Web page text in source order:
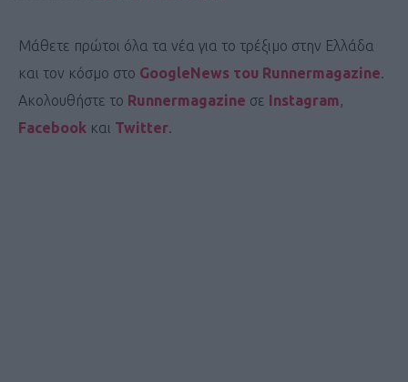
Μάθετε πρώτοι όλα τα νέα για το τρέξιμο στην Ελλάδα
και τον κόσμο στο GoogleNews του Runnermagazine.
Ακολουθήστε το Runnermagazine σε Instagram,
Facebook και Twitter.